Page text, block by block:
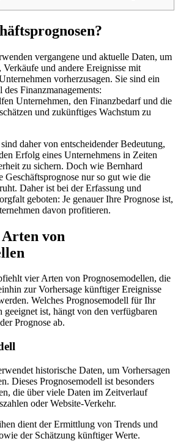
vergangene und aktuelle Daten, um
und andere Ereignisse mit
vorherzusagen. Sie sind ein
Finanzmanagements:
Unternehmen, den Finanzbedarf und die
und zukünftiges Wachstum zu
sind daher von entscheidender Bedeutung,
Erfolg eines Unternehmens in Zeiten
zu sichern. Doch wie Bernhard
Geschäftsprognose nur so gut wie die
Daher ist bei der Erfassung und
geboten: Je genauer Ihre Prognose ist,
davon profitieren.
von
vier Arten von Prognosemodellen, die
zur Vorhersage künftiger Ereignisse
Welches Prognosemodell für Ihr
geeignet ist, hängt von den verfügbaren
Prognose ab.
historische Daten, um Vorhersagen
Dieses Prognosemodell ist besonders
die über viele Daten im Zeitverlauf
oder Website-Verkehr.
dient der Ermittlung von Trends und
der Schätzung künftiger Werte.